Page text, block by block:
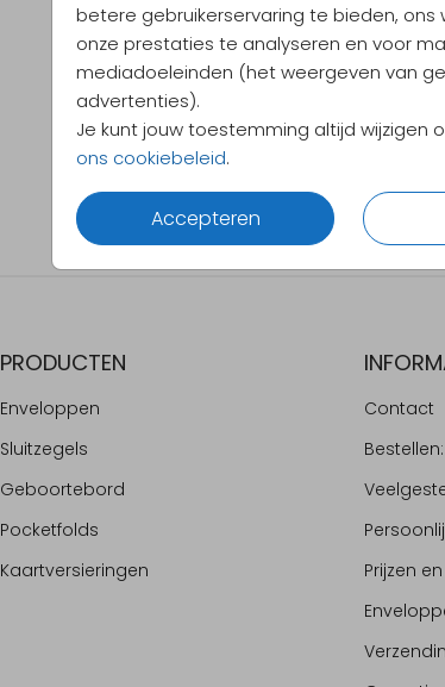
betere gebruikerservaring te bieden, ons
onze prestaties te analyseren en voor
mediadoeleinden (het weergeven van
advertenties).
Je kunt jouw toestemming altijd wijzigen
ons cookiebeleid.
Accepteren
PRODUCTEN
Enveloppen
Sluitzegels
Geboortebord
Pocketfolds
Kaartversieringen
Contact
Prijzen